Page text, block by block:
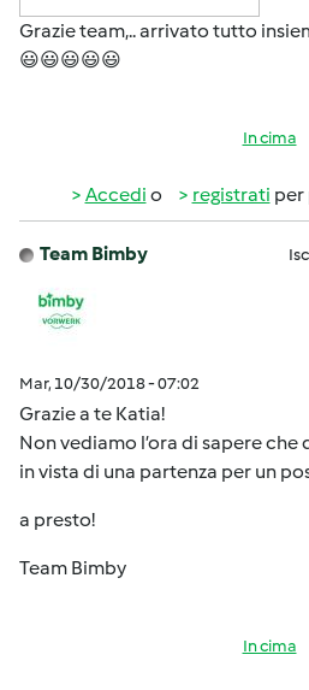
Grazie team,.. arrivato tutto
😃😃😃😃😃
In cima
Accedi o registrati per
Team Bimby
Mar, 10/30/2018 - 07:02
Grazie a te Katia!
Non vediamo l’ora di sapere che
in vista di una partenza per un
a presto!
Team Bimby
In cima